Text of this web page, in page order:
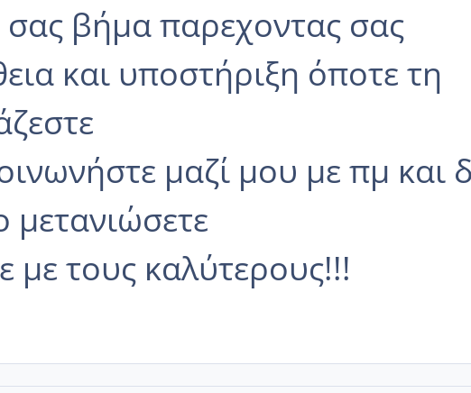
σας βήμα παρεχοντας σας
και υποστήριξη όποτε τη
μαζί μου με πμ και
μετανιώσετε
με τους καλύτερους!!!